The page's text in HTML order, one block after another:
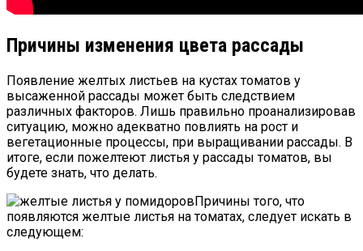
Причины изменения цвета рассады
Появление желтых листьев на кустах томатов у
высаженной рассады может быть следствием
различных факторов. Лишь правильно проанализировав
ситуацию, можно адекватно повлиять на рост и
вегетационные процессы, при выращивании рассады. В
итоге, если пожелтеют листья у рассады томатов, вы
будете знать, что делать.
Причины того, что
появляются желтые листья на томатах, следует искать в
следующем: